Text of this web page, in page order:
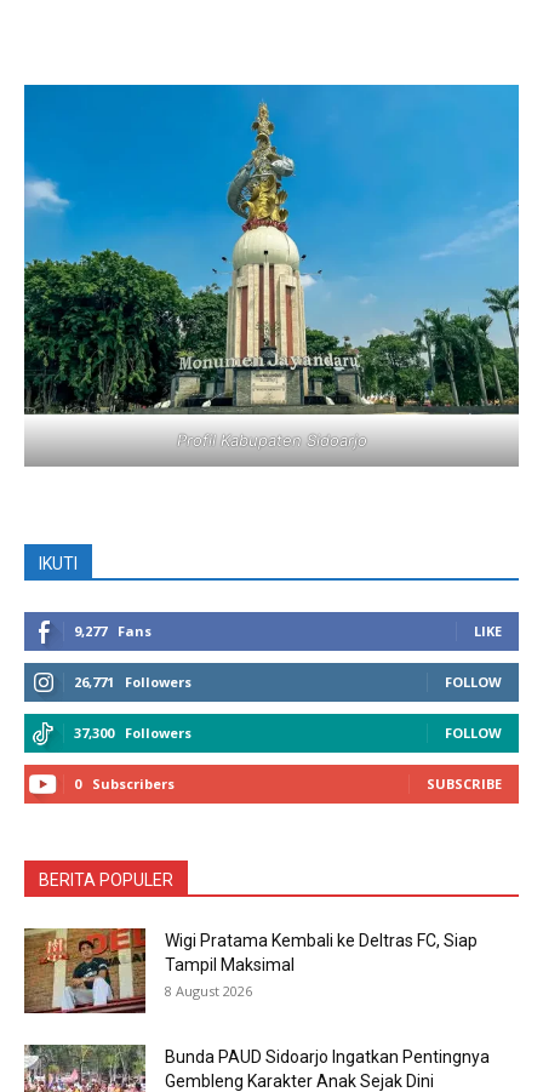
Profil Kabupaten Sidoarjo
IKUTI
9,277 Fans LIKE
26,771 Followers FOLLOW
37,300 Followers FOLLOW
0 Subscribers SUBSCRIBE
BERITA POPULER
Wigi Pratama Kembali ke Deltras FC, Siap
Tampil Maksimal
8 August 2026
Bunda PAUD Sidoarjo Ingatkan Pentingnya
Gembleng Karakter Anak Sejak Dini